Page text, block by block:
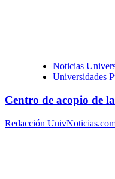
Noticias
Universidades
Centro de acopio de
Redacción